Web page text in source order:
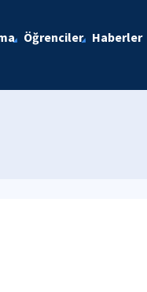
Öğrenciler Haberler